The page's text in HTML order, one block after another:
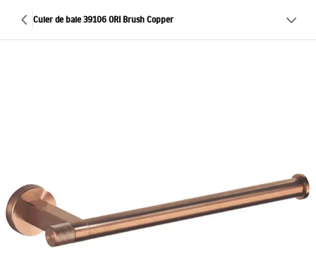
Cuier de baie 39106 ORI Brush Copper